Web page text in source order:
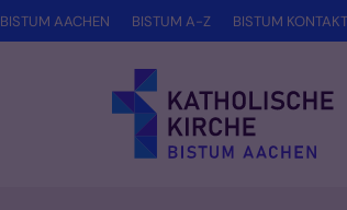
Zum Inhalt springen
BISTUM AACHEN BISTUM A-Z BISTUM KONTAKT